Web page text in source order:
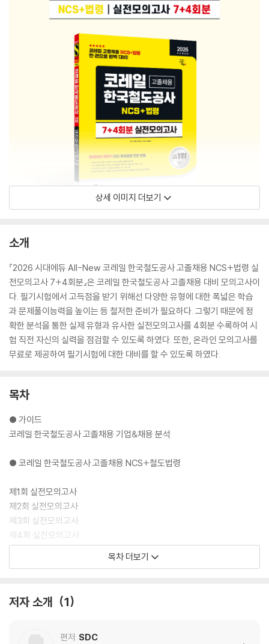
상세 이미지 더보기
소개
『2026 시대에듀 All-New 코레일 한국철도공사 고졸채용 NCS+법령 실
전모의고사 7+4회분』은 코레일 한국철도공사 고졸채용 대비 모의고사이
다. 필기시험에서 고득점을 받기 위해선 다양한 유형에 대한 폭넓은 학습
과 문제풀이능력을 높이는 등 철저한 준비가 필요하다. 그렇기 때문에 정
확한 분석을 통한 실제 유형과 유사한 실전모의고사를 4회분 수록하여 시
험 직전 자신의 실력을 점검할 수 있도록 하였다. 또한, 온라인 모의고사를
무료로 제공하여 필기시험에 대한 대비를 할 수 있도록 하였다.
목차
● 가이드
코레일 한국철도공사 고졸채용 기업&채용 분석
● 코레일 한국철도공사 고졸채용 NCS+철도법령
제1회 실전모의고사
제2회 실전모의고사
제3회 실전모의고사
제4회 실전모의고사
제2회 실전모의고사
제4회 실전모의고사
목차 더보기
저자 소개 1
편저 SDC